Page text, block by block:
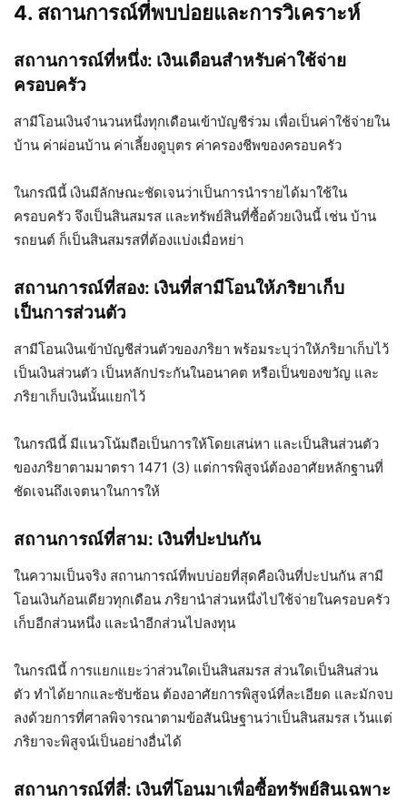
4. สถานการณ์ที่พบบ่อยและการวิเคราะห์
สถานการณ์ที่หนึ่ง: เงินเดือนสำหรับค่าใช้จ่าย
ครอบครัว
สามีโอนเงินจำนวนหนึ่งทุกเดือนเข้าบัญชีร่วม เพื่อเป็นค่าใช้จ่ายใน
บ้าน ค่าผ่อนบ้าน ค่าเลี้ยงดูบุตร ค่าครองชีพของครอบครัว
ในกรณีนี้ เงินมีลักษณะชัดเจนว่าเป็นการนำรายได้มาใช้ใน
ครอบครัว จึงเป็นสินสมรส และทรัพย์สินที่ซื้อด้วยเงินนี้ เช่น บ้าน
รถยนต์ ก็เป็นสินสมรสที่ต้องแบ่งเมื่อหย่า
สถานการณ์ที่สอง: เงินที่สามีโอนให้ภริยาเก็บ
เป็นการส่วนตัว
สามีโอนเงินเข้าบัญชีส่วนตัวของภริยา พร้อมระบุว่าให้ภริยาเก็บไว้
เป็นเงินส่วนตัว เป็นหลักประกันในอนาคต หรือเป็นของขวัญ และ
ภริยาเก็บเงินนั้นแยกไว้
ในกรณีนี้ มีแนวโน้มถือเป็นการให้โดยเสน่หา และเป็นสินส่วนตัว
ของภริยาตามมาตรา 1471 (3) แต่การพิสูจน์ต้องอาศัยหลักฐานที่
ชัดเจนถึงเจตนาในการให้
สถานการณ์ที่สาม: เงินที่ปะปนกัน
ในความเป็นจริง สถานการณ์ที่พบบ่อยที่สุดคือเงินที่ปะปนกัน สามี
โอนเงินก้อนเดียวทุกเดือน ภริยานำส่วนหนึ่งไปใช้จ่ายในครอบครัว
เก็บอีกส่วนหนึ่ง และนำอีกส่วนไปลงทุน
ในกรณีนี้ การแยกแยะว่าส่วนใดเป็นสินสมรส ส่วนใดเป็นสินส่วน
ตัว ทำได้ยากและซับซ้อน ต้องอาศัยการพิสูจน์ที่ละเอียด และมักจบ
ลงด้วยการที่ศาลพิจารณาตามข้อสันนิษฐานว่าเป็นสินสมรส เว้นแต่
ภริยาจะพิสูจน์เป็นอย่างอื่นได้
สถานการณ์ที่สี่: เงินที่โอนมาเพื่อซื้อทรัพย์สินเฉพาะ